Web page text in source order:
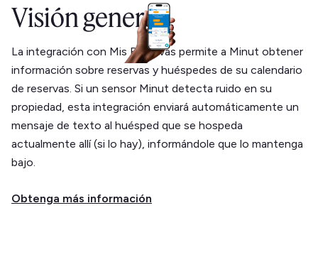
Visión general
La integración con Mis Reservas permite a Minut obtener
información sobre reservas y huéspedes de su calendario
de reservas. Si un sensor Minut detecta ruido en su
propiedad, esta integración enviará automáticamente un
mensaje de texto al huésped que se hospeda
actualmente allí (si lo hay), informándole que lo mantenga
bajo.
Obtenga más información